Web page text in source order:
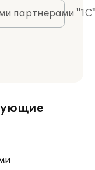
партнерами